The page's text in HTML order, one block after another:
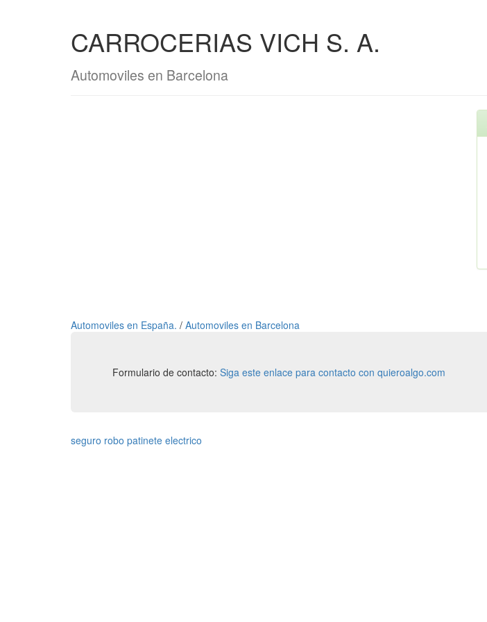
CARROCERIAS VICH S. A.
Automoviles en Barcelona
Automoviles en España. / Automoviles en Barcelona
Formulario de contacto: Siga este enlace para contacto con quieroalgo.com
seguro robo patinete electrico